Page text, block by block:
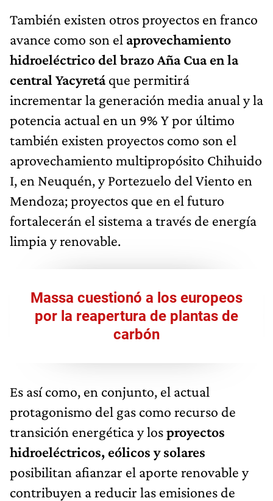
También existen otros proyectos en franco
avance como son el aprovechamiento
hidroeléctrico del brazo Aña Cua en la
central Yacyretáque permitirá
incrementar la generación media anual y la
potencia actual en un 9% Y por último
también existen proyectos como son el
aprovechamiento multipropósito Chihuido
I, en Neuquén, y Portezuelo del Viento en
Mendoza; proyectos que en el futuro
fortalecerán el sistema a través de energía
limpia y renovable.
Massa cuestionó a los europeos
por la reapertura de plantas de
carbón
Es así como, en conjunto, el actual
protagonismo del gas como recurso de
transición energética y losproyectos
hidroeléctricos, eólicos y solares
posibilitan afianzar el aporte renovable y
contribuyen a reducir las emisiones de